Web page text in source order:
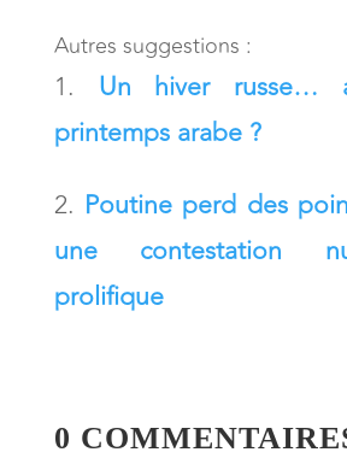
Autres suggestions :
Un hiver russe…
printemps arabe ?
Poutine perd des
une contestation
prolifique
0